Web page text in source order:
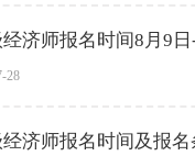
济师报名时间8月9日
28
济师报名时间及报名